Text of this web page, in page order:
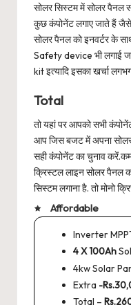
सोलर सिस्टम में सोलर पैनल
कुछ कंपोनेंट लगाए जाते हैं
सोलर पैनल को इनवर्टर के
Safety device भी लगाई
kit इत्यादि इसका खर्चा
Total
तो यहां पर आपको सभी
आप जिस बजट में अपना
सही कंपोनेंट का चुनाव
क्रिस्टल लाइन सोलर पैनल
सिस्टम लगाना है. तो मोनो
Affordable
Inverter
4 X 100Ah
4kw Solar
Extra -
Total –